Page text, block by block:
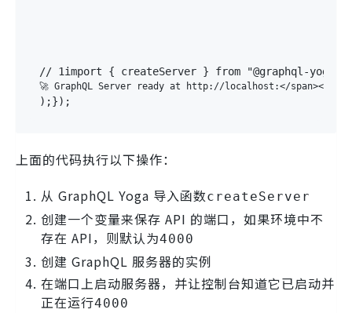
// 1import { createServer } from "@graphql-yoga/
🚀 GraphQL Server ready at http://localhost:</
);});
上面的代码执行以下操作：
从 GraphQL Yoga 导入函数createServer
创建一个变量来保存 API 的端口，如果环境中不
存在 API，则默认为4000
创建 GraphQL 服务器的实例
在端口上启动服务器，并让控制台知道它已启动并
正在运行4000